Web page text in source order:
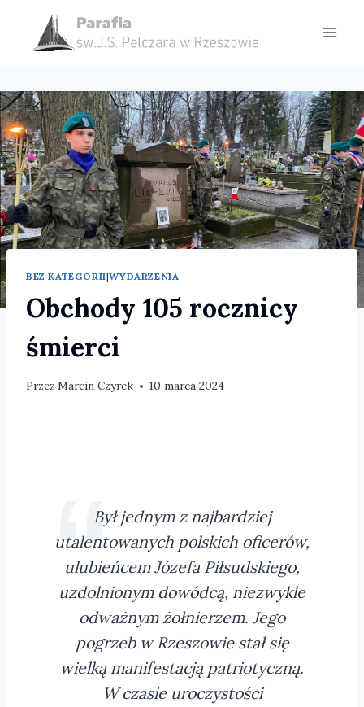
treści
BEZ KATEGORII|WYDARZENIA
Obchody 105 rocznicy
śmierci
Przez Marcin Czyrek 10 marca 2024
Był jednym z najbardziej
utalentowanych polskich oficerów,
ulubieńcem Józefa Piłsudskiego,
uzdolnionym dowódcą, niezwykle
odważnym żołnierzem. Jego
pogrzeb w Rzeszowie stał się
wielką manifestacją patriotyczną.
W czasie uroczystości